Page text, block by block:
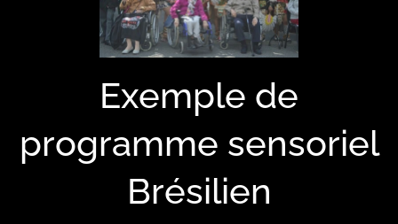
Exemple de
programme sensoriel
Brésilien